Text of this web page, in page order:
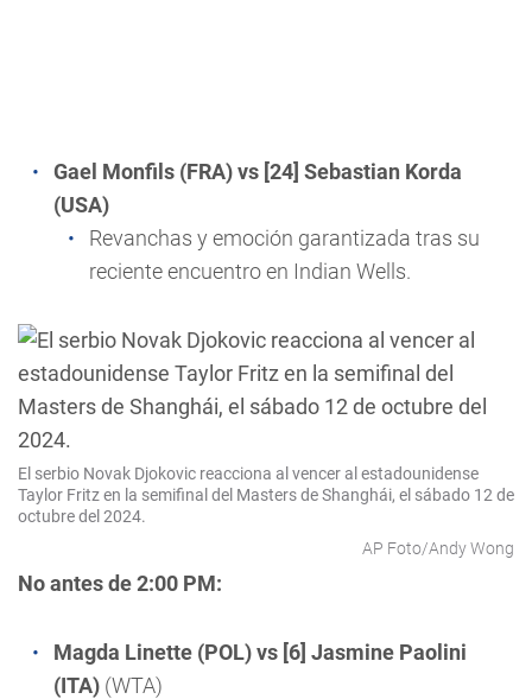
Gael Monfils (FRA) vs [24] Sebastian Korda
(USA)
Revanchas y emoción garantizada tras su
reciente encuentro en Indian Wells.
El serbio Novak Djokovic reacciona al vencer al estadounidense
Taylor Fritz en la semifinal del Masters de Shanghái, el sábado 12 de
octubre del 2024.
AP Foto/Andy Wong
No antes de 2:00 PM:
Magda Linette (POL) vs [6] Jasmine Paolini
(ITA) (WTA)